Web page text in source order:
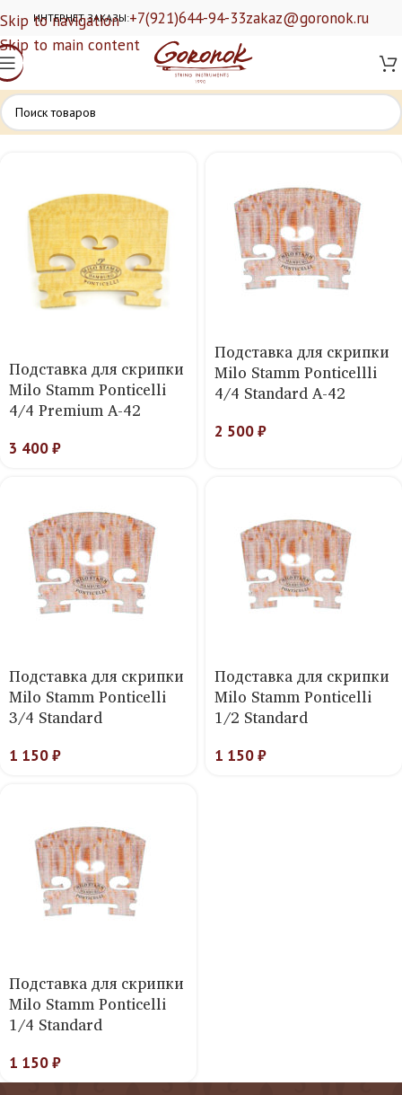
Skip to navigation
Skip to main content
ИНТЕРНЕТ ЗАКАЗЫ:+7(921)644-94-33zakaz@goronok.ru
Подставка для скрипки
Milo Stamm Ponticelli
4/4 Premium A-42
3 400₽
Подставка для скрипки
Milo Stamm Ponticellli
4/4 Standard A-42
2 500₽
Подставка для скрипки
Milo Stamm Ponticelli
3/4 Standard
1 150₽
Подставка для скрипки
Milo Stamm Ponticelli
1/2 Standard
1 150₽
Подставка для скрипки
Milo Stamm Ponticelli
1/4 Standard
1 150₽